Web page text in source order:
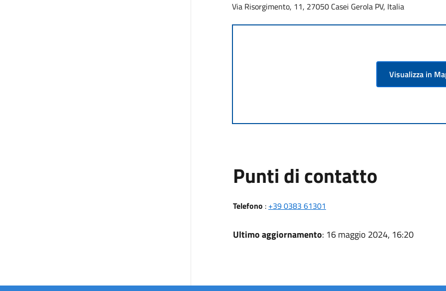
Via Risorgimento, 11, 27050 Casei Gerola PV, Italia
Visualizza in
Punti di contatto
Telefono : +39 0383 61301
Ultimo aggiornamento: 16 maggio 2024, 16:20